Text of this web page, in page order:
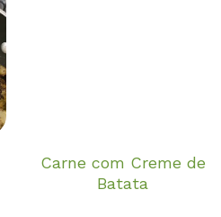
Carne com Creme de
Batata